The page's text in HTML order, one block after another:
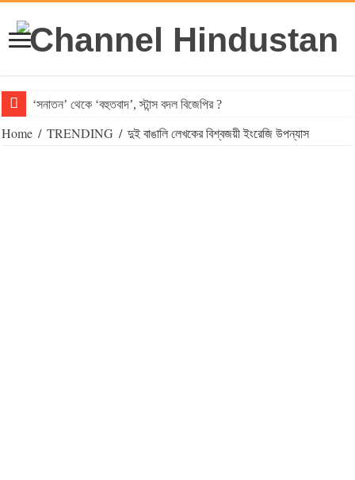
‘সনাতন’ থেকে ‘বহুতবাদ’, স্টান্স বদল বিজেপির ?
Home / TRENDING / দুই বাঙালি লেখকের বিশ্বজয়ী ইংরেজি উপন্যাস